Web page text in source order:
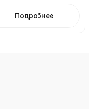
Подробнее